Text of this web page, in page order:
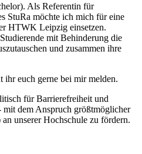
Als Referentin für
StuRa möchte ich mich für eine
HTWK Leipzig einsetzen.
mit Behinderung die
und zusammen ihre
euch gerne bei mir melden.
für Barrierefreiheit und
dem Anspruch größtmöglicher
unserer Hochschule zu fördern.